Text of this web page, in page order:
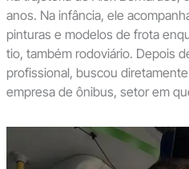
anos. Na infância, ele
pinturas e modelos de frota
tio, também rodoviário. Depois
profissional, buscou
empresa de ônibus, setor em